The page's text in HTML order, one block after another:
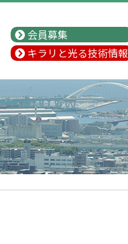
会員募集
キラリと光る技術情報